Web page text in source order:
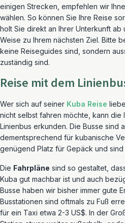
einigen Strecken, empfehlen wir
wählen. So können Sie Ihre Reise
holt Sie direkt an Ihrer Unterkunft
Weise zu Ihrem nächsten Ziel. Bitte
keine Reiseguides sind, sondern
zuständig sind.
Reise mit dem
Wer sich auf seiner Kuba Reise
nicht selbst fahren möchte, kann die
Linienbus erkunden. Die Busse sind
dementsprechend für kubanische
genügend Platz für Gepäck und sind
Die Fahrpläne sind so gestaltet,
Kuba gut machbar ist und auch
Busse haben wir bisher immer gute
Busstationen sind oftmals zu Fuß
für ein Taxi etwa 2-3 US$. In der